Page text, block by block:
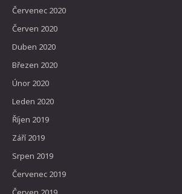
Červenec 2020
Červen 2020
Duben 2020
Březen 2020
Únor 2020
Leden 2020
Říjen 2019
Září 2019
Srpen 2019
Červenec 2019